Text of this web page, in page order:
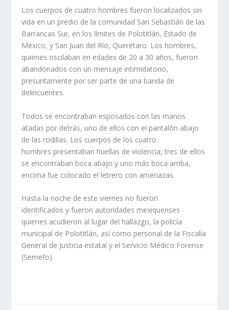
Los cuerpos de cuatro hombres fueron localizados sin
vida en un predio de la comunidad San Sebastián de las
Barrancas Sur, en los límites de Polotitlán, Estado de
México, y San Juan del Río, Querétaro. Los hombres,
quienes oscilaban en edades de 20 a 30 años, fueron
abandonados con un mensaje intimidatorio,
presuntamente por ser parte de una banda de
delincuentes.
Todos se encontraban esposados con las manos
atadas por detrás, uno de ellos con el pantalón abajo
de las rodillas. Los cuerpos de los cuatro
hombres presentaban huellas de violencia, tres de ellos
se encontraban boca abajo y uno más boca arriba,
encima fue colocado el letrero con amenazas.
Hasta la noche de este viernes no fueron
identificados y fueron autoridades mexiquenses
quienes acudieron al lugar del hallazgo, la policía
municipal de Polotitlán, así como personal de la Fiscalía
General de Justicia estatal y el Servicio Médico Forense
(Semefo).